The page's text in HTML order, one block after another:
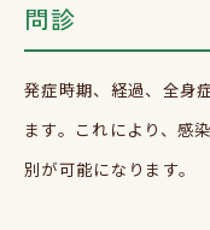
問診
発症時期、経過、全身
ます。これにより、感
別が可能になります。